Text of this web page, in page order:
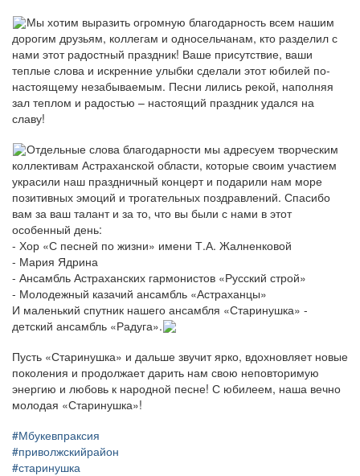
Мы хотим выразить огромную благодарность всем нашим
дорогим друзьям, коллегам и односельчанам, кто разделил с
нами этот радостный праздник! Ваше присутствие, ваши
теплые слова и искренние улыбки сделали этот юбилей по-
настоящему незабываемым. Песни лились рекой, наполняя
зал теплом и радостью – настоящий праздник удался на
славу!
Отдельные слова благодарности мы адресуем творческим
коллективам Астраханской области, которые своим участием
украсили наш праздничный концерт и подарили нам море
позитивных эмоций и трогательных поздравлений. Спасибо
вам за ваш талант и за то, что вы были с нами в этот
особенный день:
- Хор «С песней по жизни» имени Т.А. Жалненковой
- Мария Ядрина
- Ансамбль Астраханских гармонистов «Русский строй»
- Молодежный казачий ансамбль «Астраханцы»
И маленький спутник нашего ансамбля «Старинушка» -
детский ансамбль «Радуга».
Пусть «Старинушка» и дальше звучит ярко, вдохновляет новые
поколения и продолжает дарить нам свою неповторимую
энергию и любовь к народной песне! С юбилеем, наша вечно
молодая «Старинушка»!
#Мбукевпраксия
#приволжскийрайон
#старинушка